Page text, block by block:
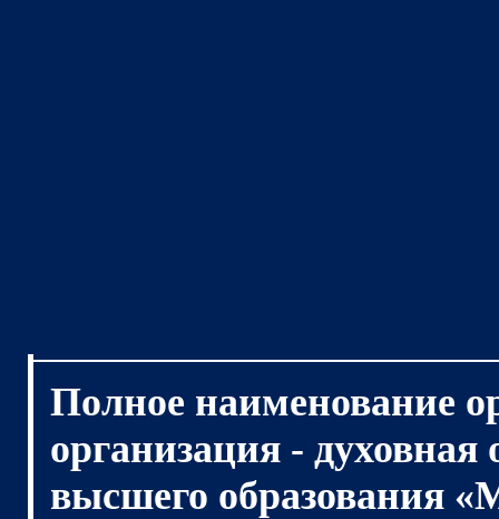
Полное наименование
организация - духовная
высшего образования